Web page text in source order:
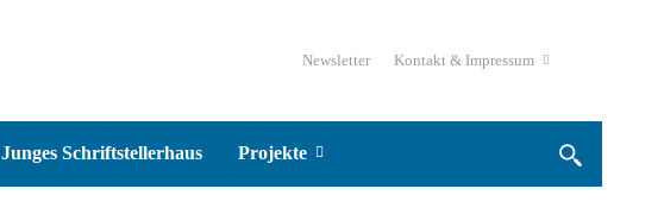
Newsletter Kontakt & Impressum
Junges Schriftstellerhaus Projekte